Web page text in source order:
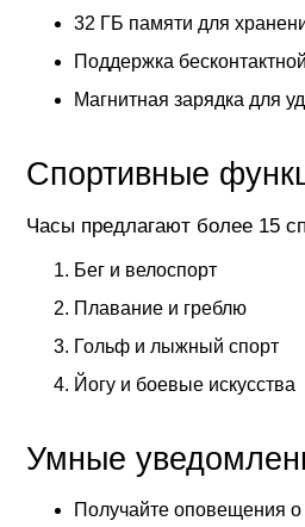
32 ГБ памяти для
Поддержка
Магнитная зарядка для
Спортивные
Часы предлагают более 15
Бег и велоспорт
Плавание и греблю
Гольф и лыжный спорт
Йогу и боевые искусства
Умные
Получайте оповещения о